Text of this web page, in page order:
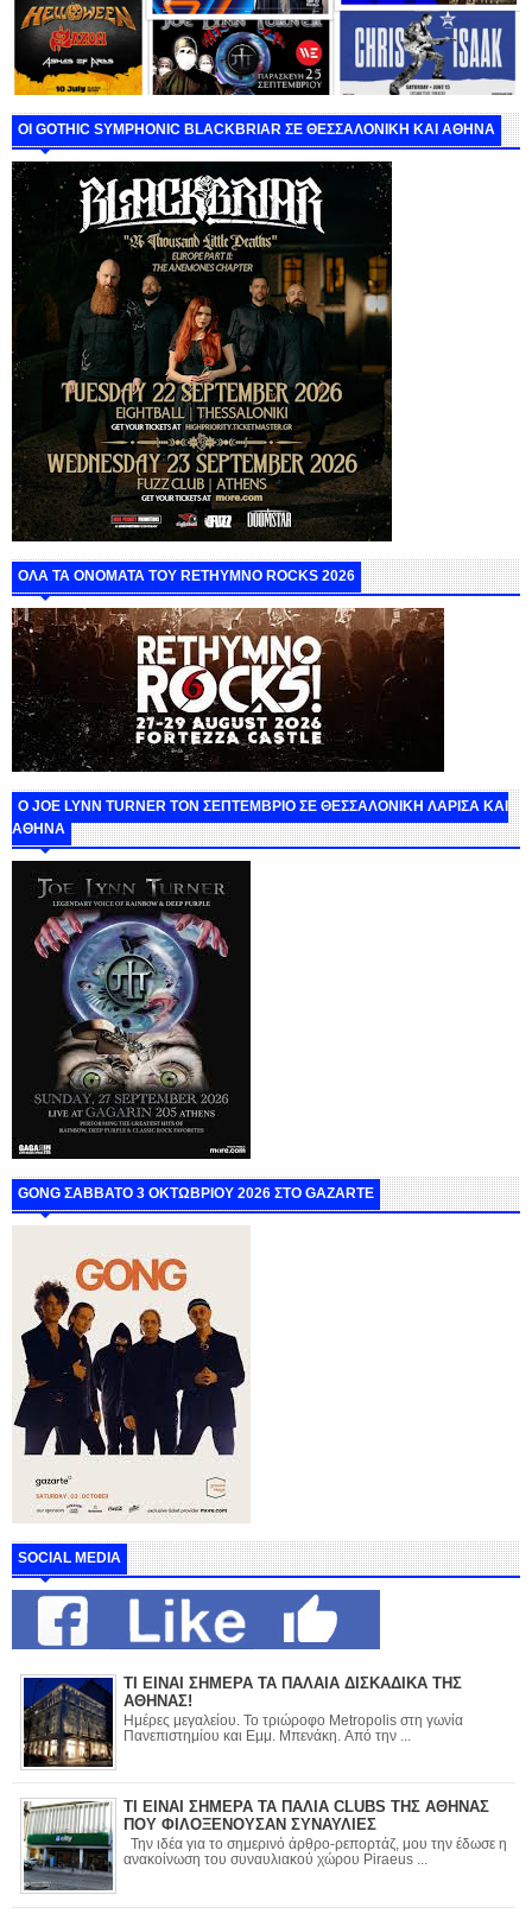
ΟΙ GOTHIC SYMPHONIC BLACKBRIAR ΣΕ ΘΕΣΣΑΛΟΝΙΚΗ ΚΑΙ ΑΘΗΝΑ
ΟΛΑ ΤΑ ΟΝΟΜΑΤΑ ΤΟΥ RETHYMNO ROCKS 2026
O JOE LYNN TURNER ΤΟΝ ΣΕΠΤΕΜΒΡΙΟ ΣΕ ΘΕΣΣΑΛΟΝΙΚΗ ΛΑΡΙΣΑ ΚΑΙ
ΑΘΗΝΑ
GONG ΣΑΒΒΑΤΟ 3 ΟΚΤΩΒΡΙΟΥ 2026 ΣΤΟ GAZARTE
SOCIAL MEDIA
ΤΙ ΕΙΝΑΙ ΣΗΜΕΡΑ ΤΑ ΠΑΛΑΙΑ ΔΙΣΚΑΔΙΚΑ ΤΗΣ
ΑΘΗΝΑΣ!
Ημέρες μεγαλείου. Το τριώροφο Metropolis στη γωνία
Πανεπιστημίου και Εμμ. Μπενάκη. Από την ...
ΤΙ ΕΙΝΑΙ ΣΗΜΕΡΑ ΤΑ ΠΑΛΙΑ CLUBS ΤΗΣ ΑΘΗΝΑΣ
ΠΟΥ ΦΙΛΟΞΕΝΟΥΣΑΝ ΣΥΝΑΥΛΙΕΣ
Την ιδέα για το σημερινό άρθρο-ρεπορτάζ, μου την έδωσε η
ανακοίνωση του συναυλιακού χώρου Piraeus ...